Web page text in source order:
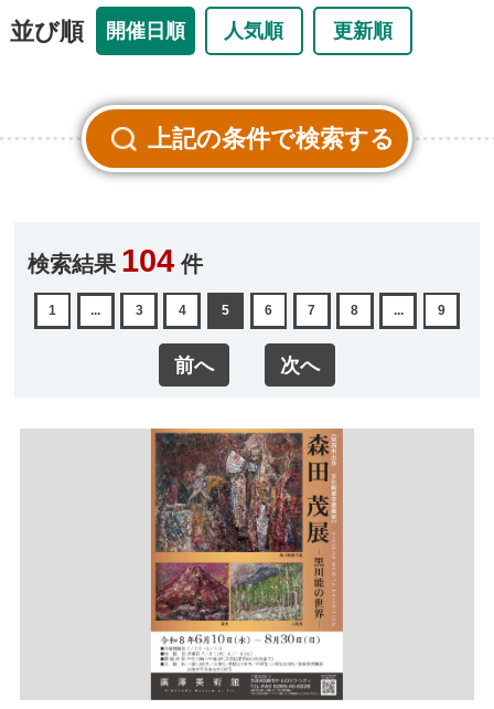
並び順 開催日順 人気順 更新順
検索結果 104 件
前へ
1 ... 3 4 5 6 7 8 ... 9
次へ